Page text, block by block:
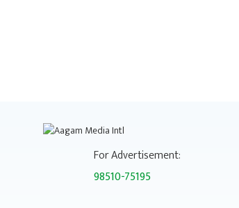
For Advertisement:
98510-75195